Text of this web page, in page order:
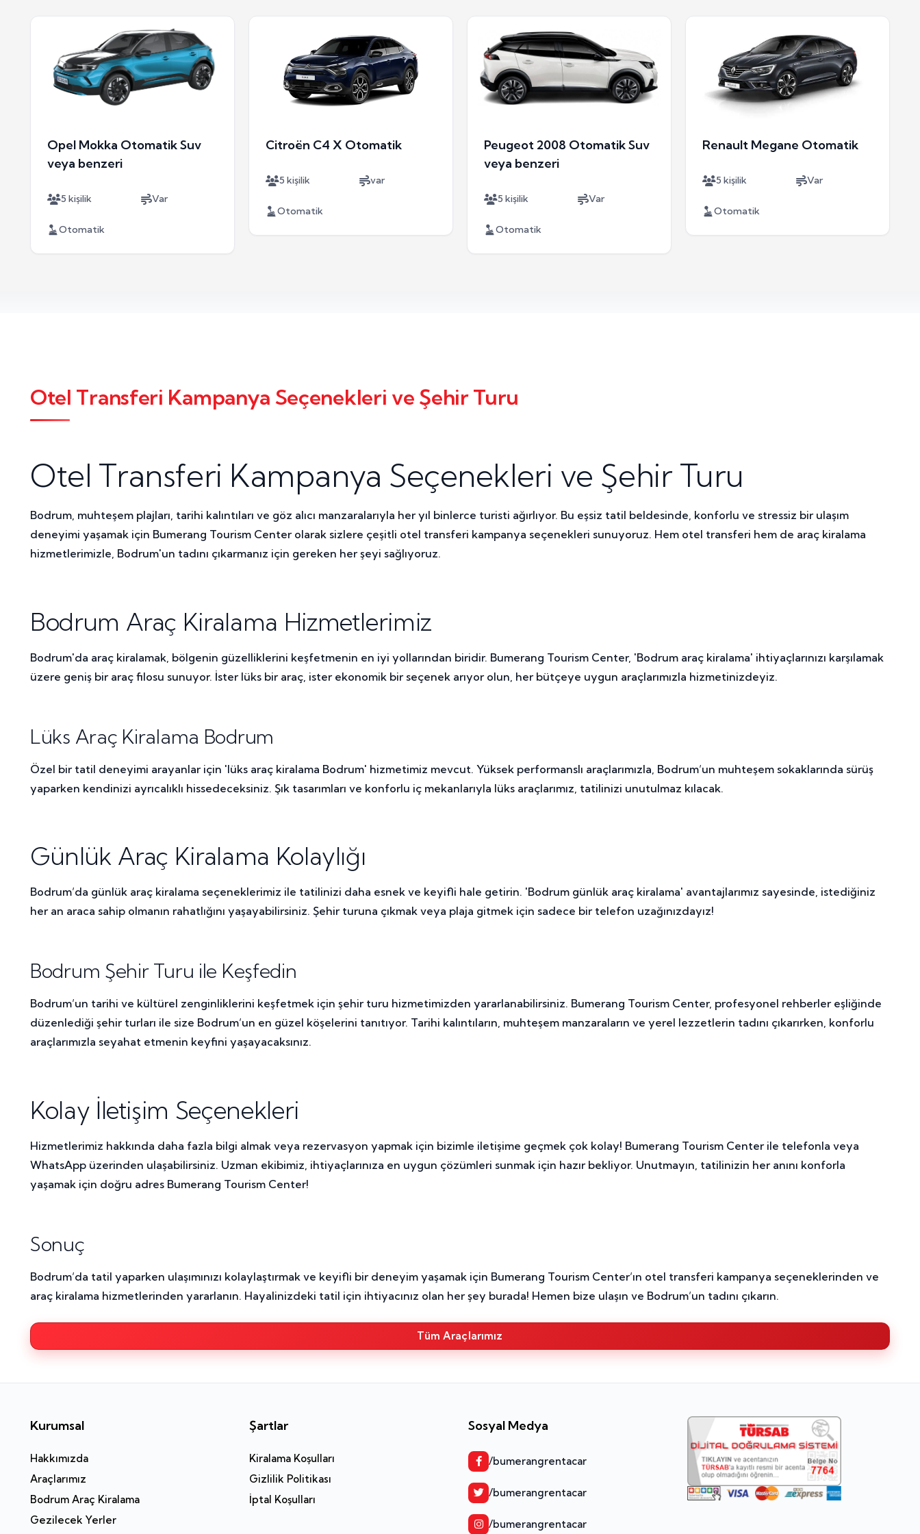
Opel Mokka Otomatik Suv
veya benzeri
5 kişilik Var
Otomatik
Citroën C4 X Otomatik
5 kişilik var
Otomatik
Peugeot 2008 Otomatik Suv
veya benzeri
5 kişilik Var
Otomatik
Renault Megane Otomatik
5 kişilik Var
Otomatik
Otel Transferi Kampanya Seçenekleri ve Şehir Turu
Otel Transferi Kampanya Seçenekleri ve Şehir Turu
Bodrum, muhteşem plajları, tarihi kalıntıları ve göz alıcı manzaralarıyla her yıl binlerce turisti ağırlıyor. Bu eşsiz tatil beldesinde, konforlu ve stressiz bir ulaşım
deneyimi yaşamak için Bumerang Tourism Center olarak sizlere çeşitli otel transferi kampanya seçenekleri sunuyoruz. Hem otel transferi hem de araç kiralama
hizmetlerimizle, Bodrum'un tadını çıkarmanız için gereken her şeyi sağlıyoruz.
Bodrum Araç Kiralama Hizmetlerimiz
Bodrum'da araç kiralamak, bölgenin güzelliklerini keşfetmenin en iyi yollarından biridir. Bumerang Tourism Center, 'Bodrum araç kiralama' ihtiyaçlarınızı karşılamak
üzere geniş bir araç filosu sunuyor. İster lüks bir araç, ister ekonomik bir seçenek arıyor olun, her bütçeye uygun araçlarımızla hizmetinizdeyiz.
Lüks Araç Kiralama Bodrum
Özel bir tatil deneyimi arayanlar için 'lüks araç kiralama Bodrum' hizmetimiz mevcut. Yüksek performanslı araçlarımızla, Bodrum’un muhteşem sokaklarında sürüş
yaparken kendinizi ayrıcalıklı hissedeceksiniz. Şık tasarımları ve konforlu iç mekanlarıyla lüks araçlarımız, tatilinizi unutulmaz kılacak.
Günlük Araç Kiralama Kolaylığı
Bodrum’da günlük araç kiralama seçeneklerimiz ile tatilinizi daha esnek ve keyifli hale getirin. 'Bodrum günlük araç kiralama' avantajlarımız sayesinde, istediğiniz
her an araca sahip olmanın rahatlığını yaşayabilirsiniz. Şehir turuna çıkmak veya plaja gitmek için sadece bir telefon uzağınızdayız!
Bodrum Şehir Turu ile Keşfedin
Bodrum’un tarihi ve kültürel zenginliklerini keşfetmek için şehir turu hizmetimizden yararlanabilirsiniz. Bumerang Tourism Center, profesyonel rehberler eşliğinde
düzenlediği şehir turları ile size Bodrum’un en güzel köşelerini tanıtıyor. Tarihi kalıntıların, muhteşem manzaraların ve yerel lezzetlerin tadını çıkarırken, konforlu
araçlarımızla seyahat etmenin keyfini yaşayacaksınız.
Kolay İletişim Seçenekleri
Hizmetlerimiz hakkında daha fazla bilgi almak veya rezervasyon yapmak için bizimle iletişime geçmek çok kolay! Bumerang Tourism Center ile telefonla veya
WhatsApp üzerinden ulaşabilirsiniz. Uzman ekibimiz, ihtiyaçlarınıza en uygun çözümleri sunmak için hazır bekliyor. Unutmayın, tatilinizin her anını konforla
yaşamak için doğru adres Bumerang Tourism Center!
Sonuç
Bodrum’da tatil yaparken ulaşımınızı kolaylaştırmak ve keyifli bir deneyim yaşamak için Bumerang Tourism Center’ın otel transferi kampanya seçeneklerinden ve
araç kiralama hizmetlerinden yararlanın. Hayalinizdeki tatil için ihtiyacınız olan her şey burada! Hemen bize ulaşın ve Bodrum’un tadını çıkarın.
Tüm Araçlarımız
Kurumsal
Hakkımızda
Araçlarımız
Bodrum Araç Kiralama
Gezilecek Yerler
Şartlar
Kiralama Koşulları
Gizlilik Politikası
İptal Koşulları
Sosyal Medya
/bumerangrentacar
/bumerangrentacar
/bumerangrentacar